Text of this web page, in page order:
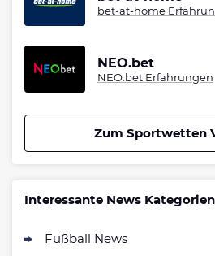
bet-at-home
NEO.bet
NEO.bet Erfahrungen
Zum Sportwetten
100% bis zu 80€
Interwetten Bonus
Interessante News Kategorien
Fußball News